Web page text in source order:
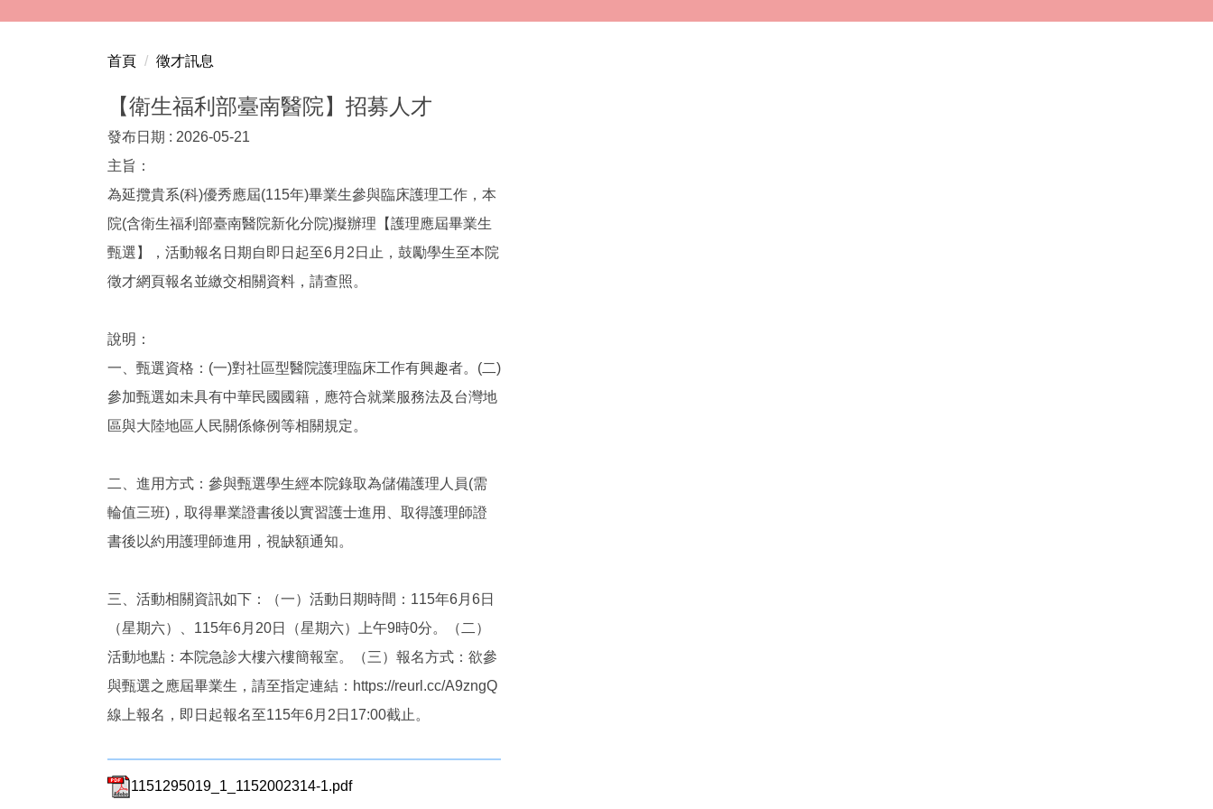
首頁 徵才訊息
【衛生福利部臺南醫院】招募人才
發布日期 : 2026-05-21
主旨：
為延攬貴系(科)優秀應屆(115年)畢業生參與臨床護理工作，本
院(含衛生福利部臺南醫院新化分院)擬辦理【護理應屆畢業生
甄選】，活動報名日期自即日起至6月2日止，鼓勵學生至本院
徵才網頁報名並繳交相關資料，請查照。
說明：
一、甄選資格：(一)對社區型醫院護理臨床工作有興趣者。(二)
參加甄選如未具有中華民國國籍，應符合就業服務法及台灣地
區與大陸地區人民關係條例等相關規定。
二、進用方式：參與甄選學生經本院錄取為儲備護理人員(需
輪值三班)，取得畢業證書後以實習護士進用、取得護理師證
書後以約用護理師進用，視缺額通知。
三、活動相關資訊如下：（一）活動日期時間：115年6月6日
（星期六）、115年6月20日（星期六）上午9時0分。（二）
活動地點：本院急診大樓六樓簡報室。（三）報名方式：欲參
與甄選之應屆畢業生，請至指定連結：https://reurl.cc/A9zngQ
線上報名，即日起報名至115年6月2日17:00截止。
1151295019_1_1152002314-1.pdf